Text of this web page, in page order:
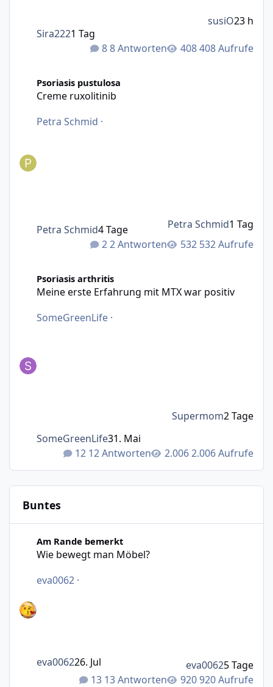
8 Antworten 408 Aufrufe
Sira2221 Tag
susiO23 h
Psoriasis pustulosa
Creme ruxolitinib
Petra Schmid ·
2 Antworten 532 Aufrufe
Petra Schmid4 Tage Petra Schmid1 Tag
Psoriasis arthritis
Meine erste Erfahrung mit MTX war positiv
SomeGreenLife ·
12 Antworten 2.006 Aufrufe
SomeGreenLife31. Mai
Supermom2 Tage
Buntes
Am Rande bemerkt
Wie bewegt man Möbel?
eva0062 ·
13 Antworten 920 Aufrufe
eva006226. Jul eva00625 Tage